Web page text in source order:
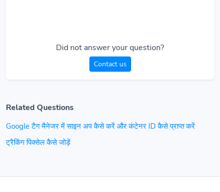
Did not answer your question?
Contact us
Related Questions
Google टैग मैनेजर में साइन अप कैसे करें और कंटेनर ID कैसे प्राप्त करें
ट्रैकिंग पिक्सेल कैसे जोड़ें